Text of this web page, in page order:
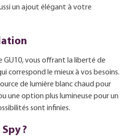
un ajout élégant à votre
GU10, vous offrant la liberté de
correspond le mieux à vos besoins.
de lumière blanc chaud pour
une option plus lumineuse pour un
sont infinies.
?